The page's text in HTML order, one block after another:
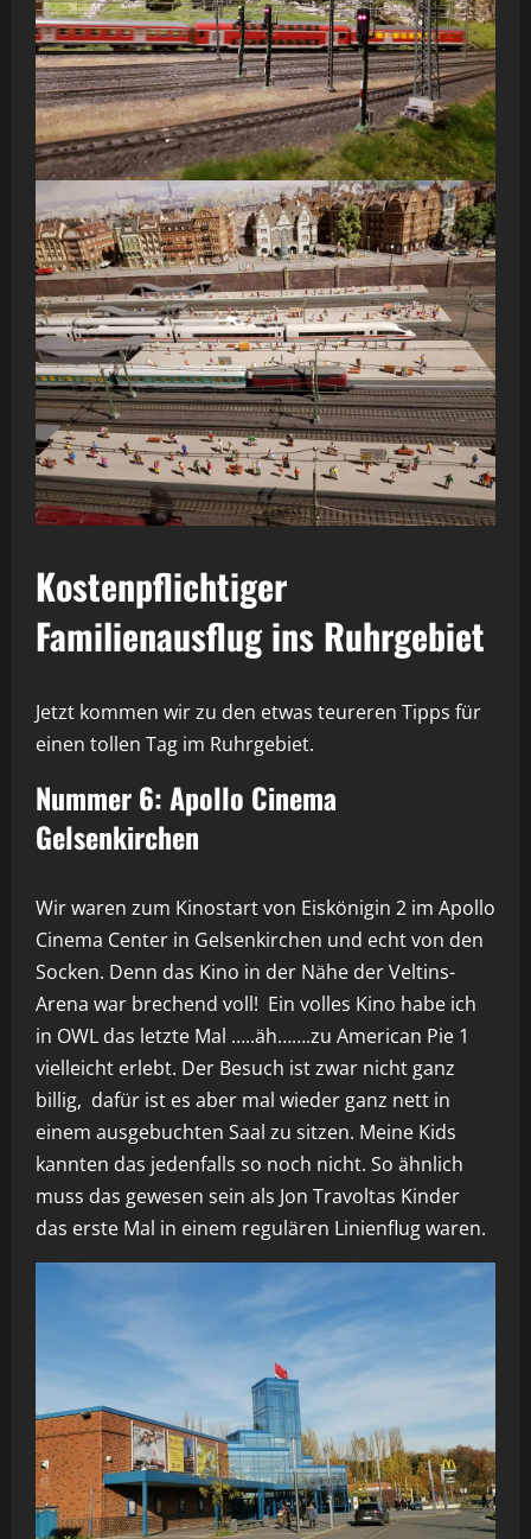
Kostenpflichtiger
Familienausflug ins Ruhrgebiet
Jetzt kommen wir zu den etwas teureren Tipps für
einen tollen Tag im Ruhrgebiet.
Nummer 6: Apollo Cinema
Gelsenkirchen
Wir waren zum Kinostart von Eiskönigin 2 im Apollo
Cinema Center in Gelsenkirchen und echt von den
Socken. Denn das Kino in der Nähe der Veltins-
Arena war brechend voll! Ein volles Kino habe ich
in OWL das letzte Mal …..äh…….zu American Pie 1
vielleicht erlebt. Der Besuch ist zwar nicht ganz
billig, dafür ist es aber mal wieder ganz nett in
einem ausgebuchten Saal zu sitzen. Meine Kids
kannten das jedenfalls so noch nicht. So ähnlich
muss das gewesen sein als Jon Travoltas Kinder
das erste Mal in einem regulären Linienflug waren.